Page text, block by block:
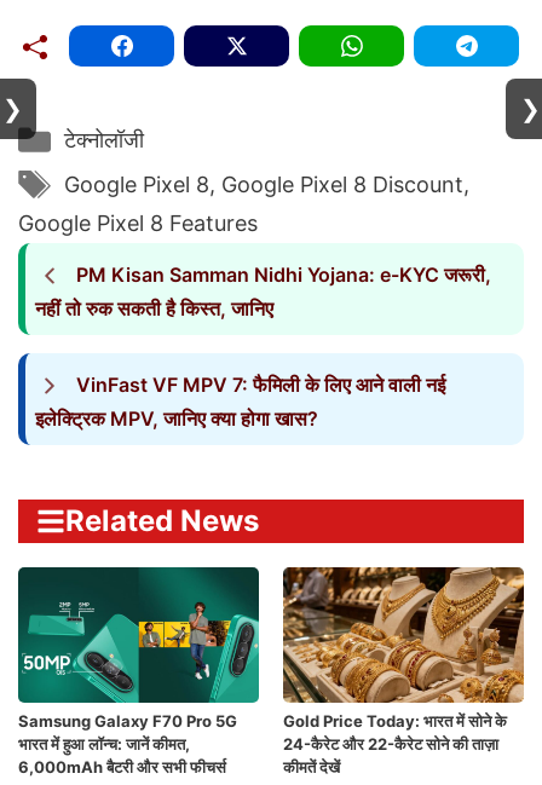
Categories
टेक्नोलॉजी
Tags
Google Pixel 8, Google Pixel 8 Discount,
Google Pixel 8 Features
PM Kisan Samman Nidhi Yojana: e-KYC जरूरी,
नहीं तो रुक सकती है किस्त, जानिए
VinFast VF MPV 7: फैमिली के लिए आने वाली नई
इलेक्ट्रिक MPV, जानिए क्या होगा खास?
Related News
Samsung Galaxy F70 Pro 5G
भारत में हुआ लॉन्च: जानें कीमत,
6,000mAh बैटरी और सभी फीचर्स
Gold Price Today: भारत में सोने के
24-कैरेट और 22-कैरेट सोने की ताज़ा
कीमतें देखें
❯ ❯